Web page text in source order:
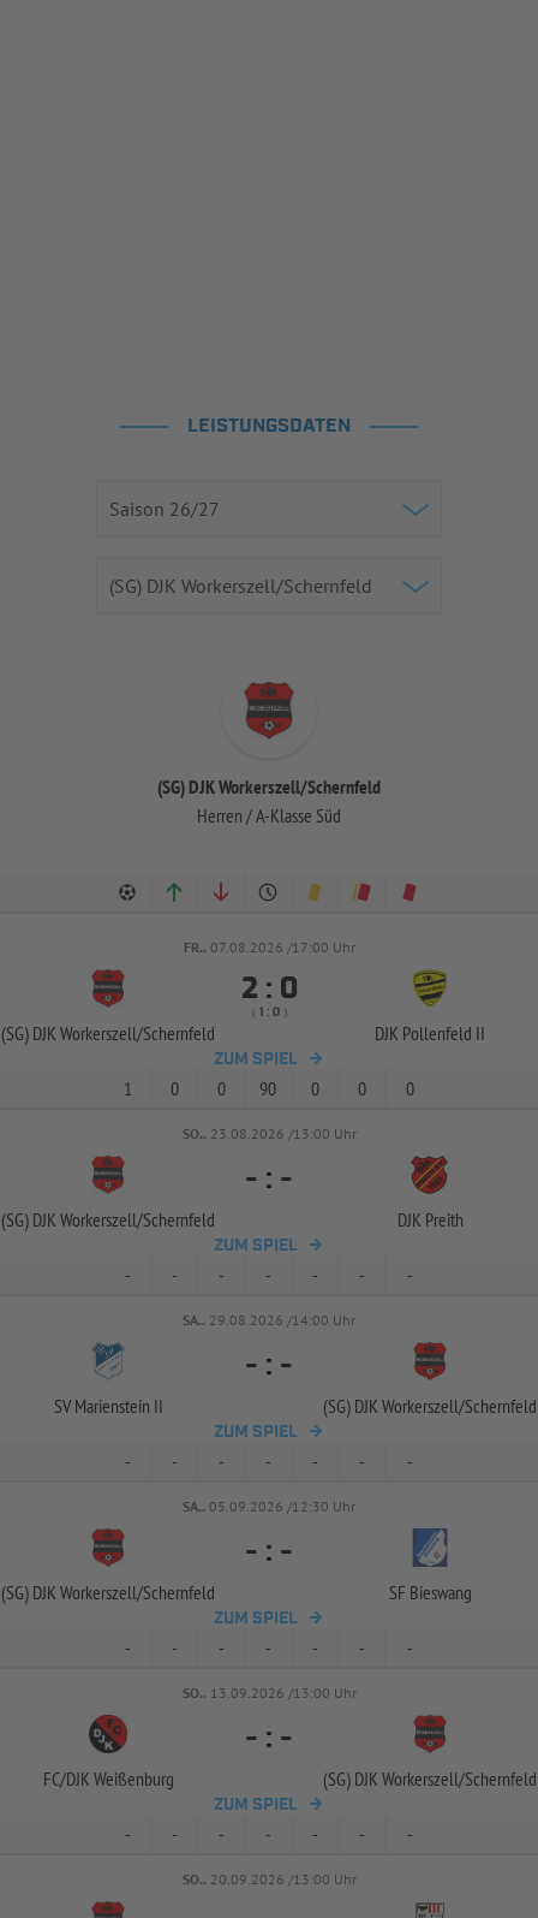
LEISTUNGSDATEN
(SG) DJK Workerszell/Schernfeld
Herren / A-Klasse Süd
FR.. 07.08.2026 /17:00 Uhr
(SG) DJK Workerszell/Schernfeld
 : 
(  :  )
DJK Pollenfeld II
ZUM SPIEL
1 0 0 90 0 0 0
SO.. 23.08.2026 /13:00 Uhr
(SG) DJK Workerszell/Schernfeld
- : -
DJK Preith
ZUM SPIEL
- - - - - - -
SA.. 29.08.2026 /14:00 Uhr
SV Marienstein II
- : -
(SG) DJK Workerszell/Schernfeld
ZUM SPIEL
- - - - - - -
SA.. 05.09.2026 /12:30 Uhr
(SG) DJK Workerszell/Schernfeld
- : -
SF Bieswang
ZUM SPIEL
- - - - - - -
SO.. 13.09.2026 /13:00 Uhr
FC/DJK Weißenburg
- : -
(SG) DJK Workerszell/Schernfeld
ZUM SPIEL
- - - - - - -
SO.. 20.09.2026 /13:00 Uhr